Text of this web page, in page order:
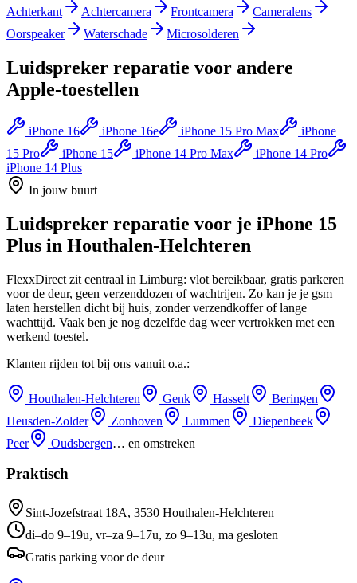
Achterkant
Achtercamera Frontcamera
Cameralens
Oorspeaker
Waterschade Microsolderen
Luidspreker reparatie voor andere
Apple-toestellen
iPhone 16 iPhone 16e iPhone 15 Pro Max
iPhone
15 Pro
iPhone 15 iPhone 14 Pro Max
iPhone 14 Pro
iPhone 14 Plus
In jouw buurt
Luidspreker reparatie voor je iPhone 15
Plus in Houthalen-Helchteren
FlexxDirect zit centraal in Limburg: vlot bereikbaar, gratis parkeren
voor de deur, geen verzenddozen of wachtrijen. Zo kan je je gsm
laten herstellen dicht bij huis, zonder verzendkoffer of lange
wachttijd. Vaak ben je nog dezelfde dag weer vertrokken met een
werkend toestel.
Klanten rijden tot bij ons vanuit o.a.:
Houthalen-Helchteren Genk Hasselt
Beringen
Heusden-Zolder
Zonhoven Lummen
Diepenbeek
Peer
Oudsbergen… en omstreken
Praktisch
Sint-Jozefstraat 18A, 3530 Houthalen-Helchteren
di–do 9–19u, vr–za 9–17u, zo 9–13u, ma gesloten
Gratis parking voor de deur